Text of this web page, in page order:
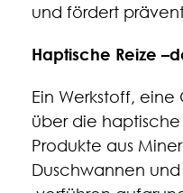
und fördert
Haptische Reize
Ein Werkstoff,
über die haptische
Produkte aus
Duschwannen